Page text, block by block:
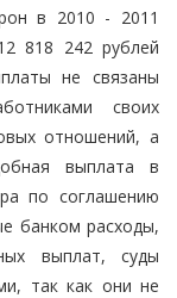
в 2010 - 2011
818 242 рублей
не связаны
своих
отношений, а
выплата в
по соглашению
банком расходы,
выплат, суды
так как они не